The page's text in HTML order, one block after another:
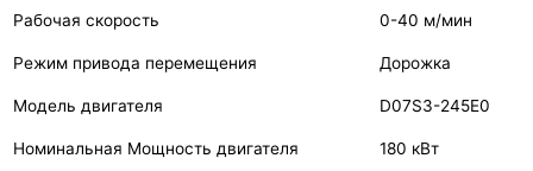
Рабочая скорость 0-40 м/мин
Режим привода перемещения Дорожка
Модель двигателя D07S3-245E0
Номинальная Мощность двигателя 180 кВт